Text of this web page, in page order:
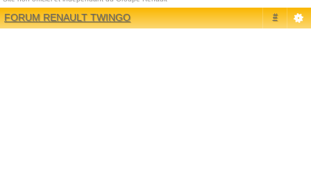
Référenceur| phpBB |Référencement|Contact
FORUM RENAULT TWINGO #